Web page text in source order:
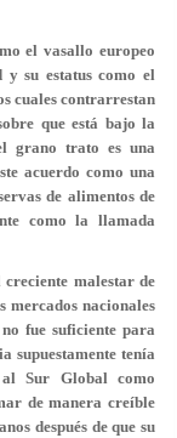
el vasallo europeo
su estatus como el
cuales contrarrestan
que está bajo la
grano trato es una
acuerdo como una
de alimentos de
como la llamada
creciente malestar de
mercados nacionales
fue suficiente para
supuestamente tenía
Sur Global como
de manera creíble
después de que su